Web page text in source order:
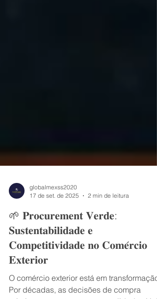
2 min de leitura
🌱 𝐏𝐫𝐨𝐜𝐮𝐫𝐞𝐦𝐞𝐧𝐭 𝐕𝐞𝐫𝐝𝐞:
𝐒𝐮𝐬𝐭𝐞𝐧𝐭𝐚𝐛𝐢𝐥𝐢𝐝𝐚𝐝𝐞 𝐞
𝐂𝐨𝐦𝐩𝐞𝐭𝐢𝐭𝐢𝐯𝐢𝐝𝐚𝐝𝐞 𝐧𝐨 𝐂𝐨𝐦𝐞́𝐫𝐜𝐢𝐨
𝐄𝐱𝐭𝐞𝐫𝐢𝐨𝐫
O comércio exterior está em transformação.